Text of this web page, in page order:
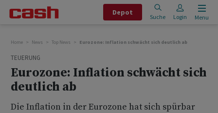
Depot
Suche Login Menu
Home News Top News Eurozone: Inflation schwächt sich deutlich ab
TEUERUNG
Eurozone: Inflation schwächt sich
deutlich ab
Die Inflation in der Eurozone hat sich spürbar